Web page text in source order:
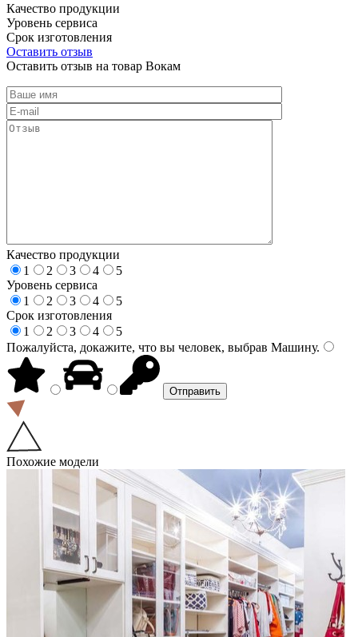
Качество продукции
Уровень сервиса
Срок изготовления
Оставить отзыв
Оставить отзыв на товар Вокам
Качество продукции
1
2 3 4
5
Уровень сервиса
1
2 3 4
5
Срок изготовления
1
2 3 4
5
Пожалуйста, докажите, что вы человек, выбрав Машину.
Похожие модели